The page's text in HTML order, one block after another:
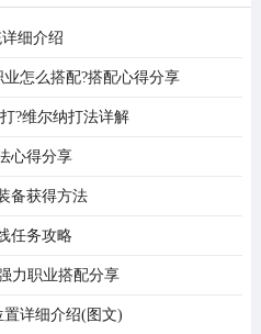
细介绍
怎么搭配?搭配心得分享
?维尔纳打法详解
心得分享
备获得方法
任务攻略
力职业搭配分享
详细介绍(图文)